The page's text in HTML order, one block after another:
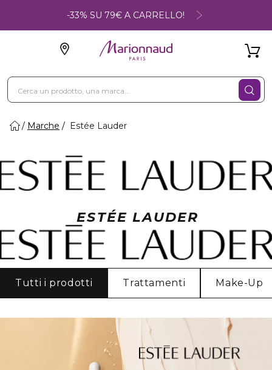
-33% SU 79€ A CARRELLO!
Marche Estée Lauder
ESTÉE LAUDER
Tutti i prodotti Trattamenti Make-Up